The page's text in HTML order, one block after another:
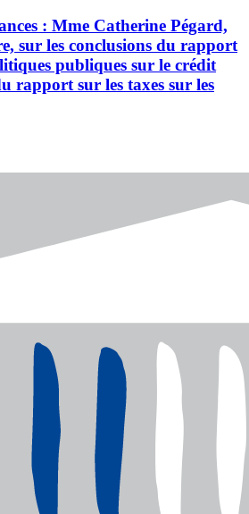
: Mme Catherine Pégard,
sur les conclusions du rapport
publiques sur le crédit
rapport sur les taxes sur les